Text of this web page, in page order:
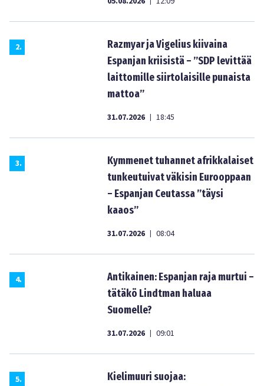
2.
Razmyar ja Vigelius kiivaina
Espanjan kriisistä – ”SDP levittää
laittomille siirtolaisille punaista
mattoa”
31.07.2026 | 18:45
3.
Kymmenet tuhannet afrikkalaiset
tunkeutuivat väkisin Eurooppaan
– Espanjan Ceutassa ”täysi
kaaos”
31.07.2026 | 08:04
4.
Antikainen: Espanjan raja murtui –
tätäkö Lindtman haluaa
Suomelle?
31.07.2026 | 09:01
5.
Kielimuuri suojaa: